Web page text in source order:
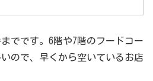
でです。6階や7階のフードコー
いので、早くから空いているお店